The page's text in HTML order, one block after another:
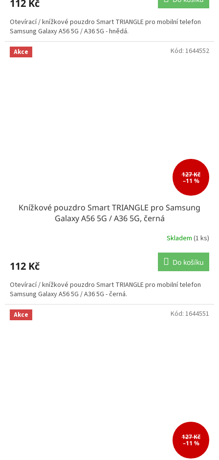
112 Kč
Otevírací / knížkové pouzdro Smart TRIANGLE pro mobilní telefon
Samsung Galaxy A56 5G / A36 5G - hnědá.
Akce
127 Kč
–11 %
Knížkové pouzdro Smart TRIANGLE pro Samsung
Galaxy A56 5G / A36 5G, černá
Skladem (1 ks)
112 Kč Do košíku
Otevírací / knížkové pouzdro Smart TRIANGLE pro mobilní telefon
Samsung Galaxy A56 5G / A36 5G - černá.
Kód: 1644552
Akce
127 Kč
–11 %
Kód: 1644551